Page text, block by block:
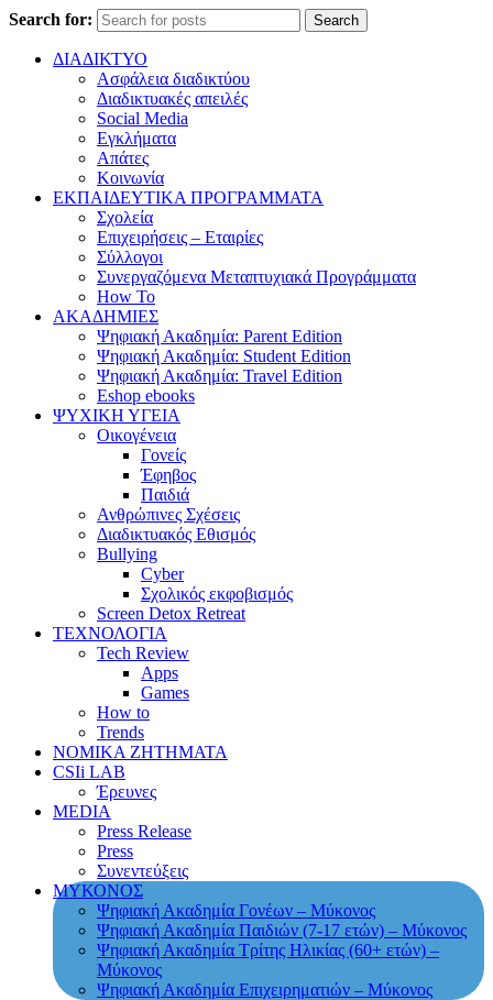
Search for: Search
ΔΙΑΔΙΚΤΥΟ
Ασφάλεια διαδικτύου
Διαδικτυακές απειλές
Social Media
Εγκλήματα
Απάτες
Κοινωνία
ΕΚΠΑΙΔΕΥΤΙΚΑ ΠΡΟΓΡΑΜΜΑΤΑ
Σχολεία
Επιχειρήσεις – Εταιρίες
Σύλλογοι
Συνεργαζόμενα Μεταπτυχιακά Προγράμματα
How To
ΑΚΑΔΗΜΙΕΣ
Ψηφιακή Ακαδημία: Parent Edition
Ψηφιακή Ακαδημία: Student Edition
Ψηφιακή Ακαδημία: Travel Edition
Eshop ebooks
ΨΥΧΙΚΗ ΥΓΕΙΑ
Οικογένεια
Γονείς
Έφηβος
Παιδιά
Ανθρώπινες Σχέσεις
Διαδικτυακός Εθισμός
Bullying
Cyber
Σχολικός εκφοβισμός
Screen Detox Retreat
ΤΕΧΝΟΛΟΓΙΑ
Tech Review
Apps
Games
How to
Trends
ΝΟΜΙΚΑ ΖΗΤΗΜΑΤΑ
CSIi LAB
Έρευνες
MEDIA
Press Release
Press
Συνεντεύξεις
ΜΥΚΟΝΟΣ
Ψηφιακή Ακαδημία Γονέων – Μύκονος
Ψηφιακή Ακαδημία Παιδιών (7-17 ετών) – Μύκονος
Ψηφιακή Ακαδημία Τρίτης Ηλικίας (60+ ετών) –
Μύκονος
Ψηφιακή Ακαδημία Επιχειρηματιών – Μύκονος